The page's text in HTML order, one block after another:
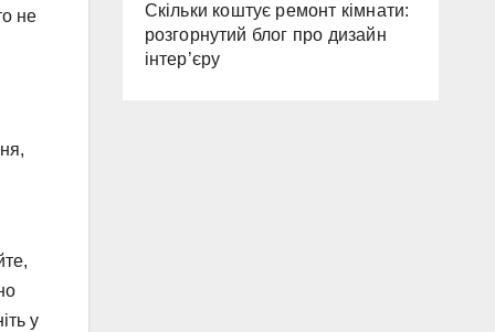
не
у
Скільки коштує ремонт кімнати:
розгорнутий блог про дизайн
інтер’єру